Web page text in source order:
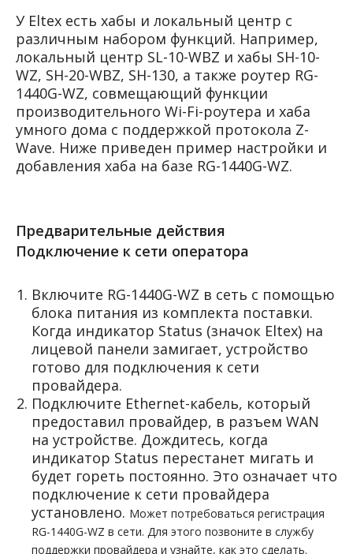
У Eltex есть хабы и локальный центр с
различным набором функций. Например,
локальный центр SL-10-WBZ и хабы SH-10-
WZ, SH-20-WBZ, SH-130, а также роутер RG-
1440G-WZ, совмещающий функции
производительного Wi-Fi-роутера и хаба
умного дома с поддержкой протокола Z-
Wave. Ниже приведен пример настройки и
добавления хаба на базе RG-1440G-WZ.
Предварительные действия
Подключение к сети оператора
Включите RG-1440G-WZ в сеть с помощью
блока питания из комплекта поставки.
Когда индикатор Status (значок Eltex) на
лицевой панели замигает, устройство
готово для подключения к сети
провайдера.
Подключите Ethernet-кабель, который
предоставил провайдер, в разъем WAN
на устройстве. Дождитесь, когда
индикатор Status перестанет мигать и
будет гореть постоянно. Это означает что
подключение к сети провайдера
установлено. Может потребоваться регистрация
RG-1440G-WZ в сети. Для этого позвоните в службу
поддержки провайдера и узнайте, как это сделать.